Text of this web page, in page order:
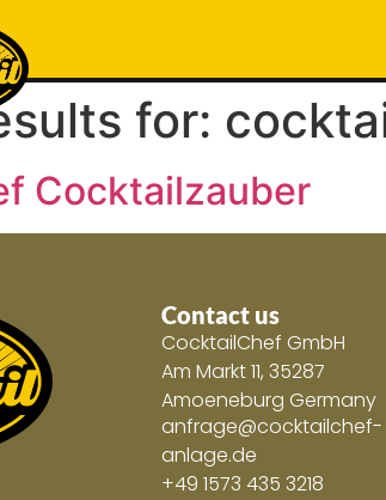
for:
Cocktailzauber
Contact us
CocktailChef GmbH
Am Markt 11, 35287
Amoeneburg Germany
anfrage@cocktailchef-
anlage.de
+49 1573 435 3218